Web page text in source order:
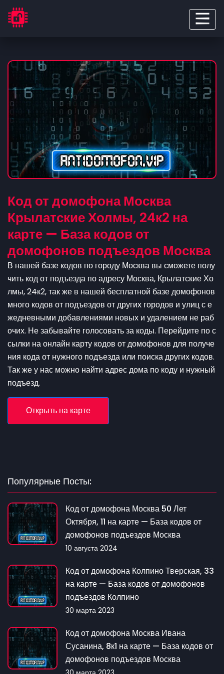
Код от домофона Москва
Крылатские Холмы, 24к2 на
карте — База кодов от
домофонов подъездов Москва
В нашей базе кодов по городу Москва вы сможете полу
чить код от подъезда по адресу Москва, Крылатские Хо
лмы, 24к2, так же в нашей бесплатной базе домофонов
много кодов от подъездов от других городов и улиц с е
жедневными добавлениями новых и удалением не раб
очих. Не забывайте голосовать за коды. Перейдите по с
сылки на онлайн карту кодов от домофонов для получе
ния кода от нужного подъезда или поиска других кодов.
Так же у нас можно найти адрес дома по коду и нужный
подъезд.
Открыть на карте
Популярные Посты:
Код от домофона Москва 50 Лет
Октября, 11 на карте — База кодов от
домофонов подъездов Москва
10 августа 2024
Код от домофона Колпино Тверская, 33
на карте — База кодов от домофонов
подъездов Колпино
30 марта 2023
Код от домофона Москва Ивана
Сусанина, 8к1 на карте — База кодов от
домофонов подъездов Москва